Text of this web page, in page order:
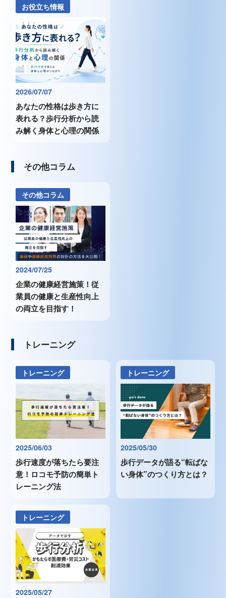
お役立ち情報
2026/07/07
あなたの性格は歩き方に
表れる？歩行分析から読
み解く身体と心理の関係
その他コラム
その他コラム
2024/07/25
企業の健康経営施策！従
業員の健康と生産性向上
の両立を目指す！
トレーニング
トレーニング
2025/06/03
歩行速度が落ちたら要注
意！ロコモ予防の簡単ト
レーニング法
トレーニング
2025/05/30
歩行データが語る“転ばな
い身体”のつくり方とは？
トレーニング
2025/05/27